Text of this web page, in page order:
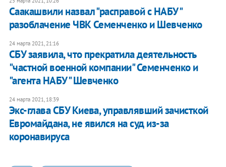
Саакашвили назвал "расправой с НАБУ"
разоблачение ЧВК Семенченко и Шевченко
24 марта 2021, 21:16
СБУ заявила, что прекратила деятельность
"частной военной компании" Семенченко и
"агента НАБУ" Шевченко
24 марта 2021, 18:39
Экс-глава СБУ Киева, управлявший зачисткой
Евромайдана, не явился на суд из-за
коронавируса